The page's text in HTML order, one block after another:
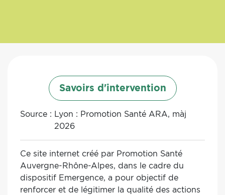
Savoirs d'intervention
Source : Lyon : Promotion Santé ARA, màj
2026
Ce site internet créé par Promotion Santé
Auvergne-Rhône-Alpes, dans le cadre du
dispositif Emergence, a pour objectif de
renforcer et de légitimer la qualité des actions